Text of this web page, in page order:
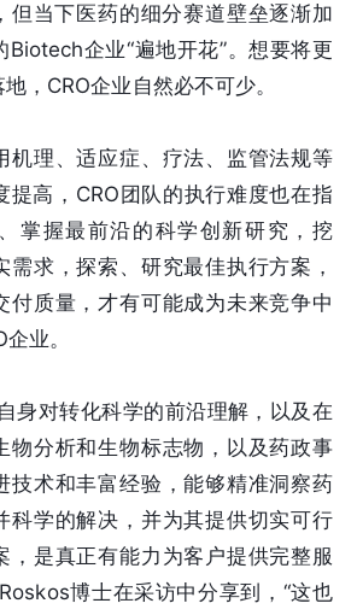
但当下医药的细分赛道壁垒逐渐加
Biotech企业“遍地开花”。想要将更
，CRO企业自然必不可少。
机理、适应症、疗法、监管法规等
提高，CRO团队的执行难度也在指
掌握最前沿的科学创新研究，挖
需求，探索、研究最佳执行方案，
付质量，才有可能成为未来竞争中
业。
身对转化科学的前沿理解，以及在
物分析和生物标志物，以及药政事
技术和丰富经验，能够精准洞察药
科学的解决，并为其提供切实可行
，是真正有能力为客户提供完整服
博士在采访中分享到，“这也